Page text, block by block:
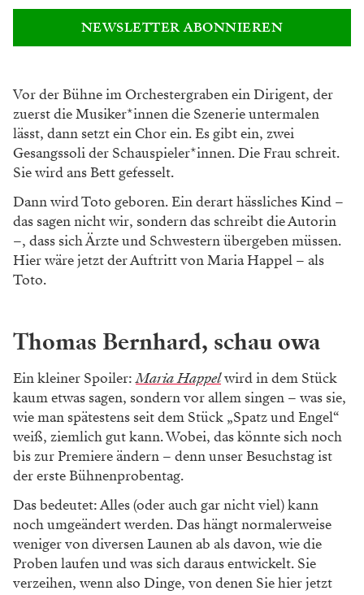
NEWSLETTER ABONNIEREN
Vor der Bühne im Orchestergraben ein Dirigent, der
zuerst die Musiker*innen die Szenerie untermalen
lässt, dann setzt ein Chor ein. Es gibt ein, zwei
Gesangssoli der Schauspieler*innen. Die Frau schreit.
Sie wird ans Bett gefesselt.
Dann wird Toto geboren. Ein derart hässliches Kind –
das sagen nicht wir, sondern das schreibt die Autorin
–, dass sich Ärzte und Schwestern übergeben müssen.
Hier wäre jetzt der Auftritt von Maria Happel – als
Toto.
Thomas Bernhard, schau owa
Ein kleiner Spoiler:Maria Happelwird in dem Stück
kaum etwas sagen, sondern vor allem singen – was sie,
wie man spätestens seit dem Stück „Spatz und Engel“
weiß, ziemlich gut kann. Wobei, das könnte sich noch
bis zur Premiere ändern – denn unser Besuchstag ist
der erste Bühnenprobentag.
Das bedeutet: Alles (oder auch gar nicht viel) kann
noch umgeändert werden. Das hängt normalerweise
weniger von diversen Launen ab als davon, wie die
Proben laufen und was sich daraus entwickelt. Sie
verzeihen, wenn also Dinge, von denen Sie hier jetzt